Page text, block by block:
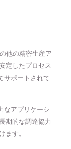
他の精密生産ア
定したプロセス
サポートされて
なアプリケーシ
期的な調達協力
ます。